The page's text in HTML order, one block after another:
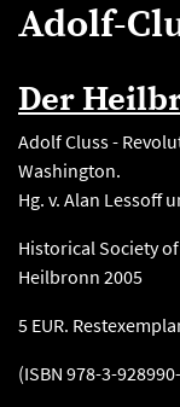
Adolf-
Der
Adolf Cluss -
Washington.
Hg. v. Alan Lessoff
Historical Society
Heilbronn 2005
5 EUR.
(ISBN 978-3-